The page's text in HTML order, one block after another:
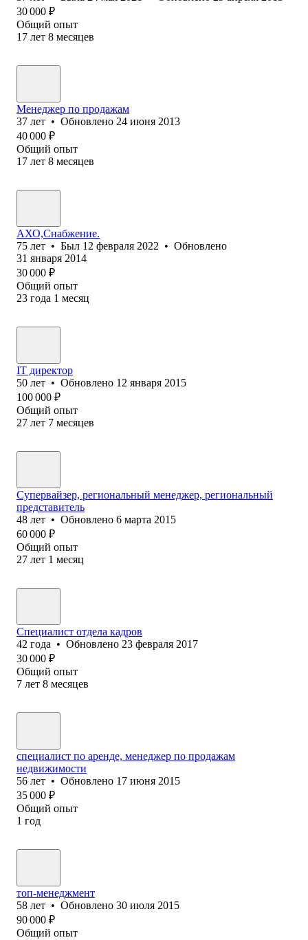
30 000 ₽
Общий опыт
17 лет 8 месяцев
Менеджер по продажам
37 лет • Обновлено 24 июня 2013
40 000 ₽
Общий опыт
17 лет 8 месяцев
АХО,Снабжение.
75 лет • Был 12 февраля 2022 • Обновлено
31 января 2014
30 000 ₽
Общий опыт
23 года 1 месяц
IT директор
50 лет • Обновлено 12 января 2015
100 000 ₽
Общий опыт
27 лет 7 месяцев
Супервайзер, региональный менеджер, региональный
представитель
48 лет • Обновлено 6 марта 2015
60 000 ₽
Общий опыт
27 лет 1 месяц
Специалист отдела кадров
42 года • Обновлено 23 февраля 2017
30 000 ₽
Общий опыт
7 лет 8 месяцев
специалист по аренде, менеджер по продажам
недвижимости
56 лет • Обновлено 17 июня 2015
35 000 ₽
Общий опыт
1 год
топ-менеджмент
58 лет • Обновлено 30 июля 2015
90 000 ₽
Общий опыт